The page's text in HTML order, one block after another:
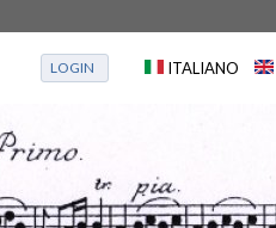
ITALIANO
LOGIN